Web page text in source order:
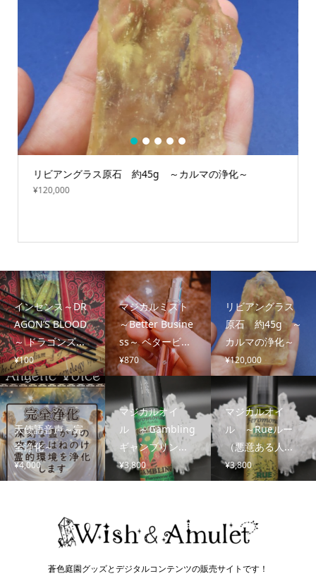
リビアングラス原石 約45g ～カルマの浄化～
¥120,000
1 2 3 4 5
インセンス～DR
AGON’S BLOOD
～ ドラゴンズ...
¥100
マジカルミスト
～Better Busine
ss～ ベタービ...
¥870
リビアングラス
原石 約45g ～
カルマの浄化～
¥120,000
天使語音声～完
全浄化～
¥4,000
マジカルオイ
ル ～Gambling
ギャンブリン...
¥3,800
マジカルオイ
ル ～Rueルー
（悪意ある人...
¥3,800
蒼色庭園グッズとデジタルコンテンツの販売サイトです！